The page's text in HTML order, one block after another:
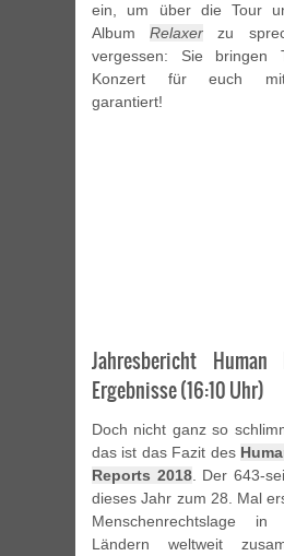
ein, um über die Tour
AlbumRelaxer zu
vergessen: Sie bringen
Konzert für euch
garantiert!
Jahresbericht Human
Ergebnisse (16:10 Uhr)
Doch nicht ganz so
das ist das Fazit des
Reports 2018. Der 643-
dieses Jahr zum 28. Mal
Menschenrechtslage
Ländern weltweit